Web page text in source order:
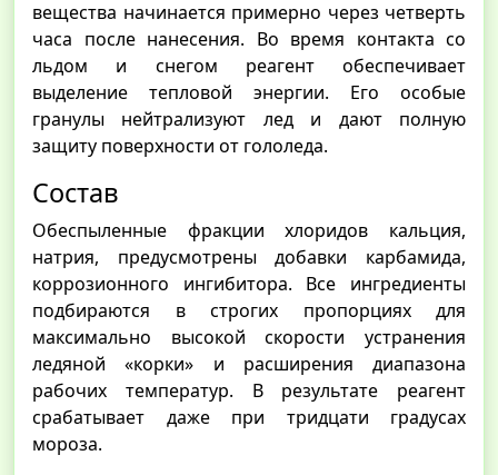
вещества начинается примерно через четверть
часа после нанесения. Во время контакта со
льдом и снегом реагент обеспечивает
выделение тепловой энергии. Его особые
гранулы нейтрализуют лед и дают полную
защиту поверхности от гололеда.
Состав
Обеспыленные фракции хлоридов кальция,
натрия, предусмотрены добавки карбамида,
коррозионного ингибитора. Все ингредиенты
подбираются в строгих пропорциях для
максимально высокой скорости устранения
ледяной «корки» и расширения диапазона
рабочих температур. В результате реагент
срабатывает даже при тридцати градусах
мороза.